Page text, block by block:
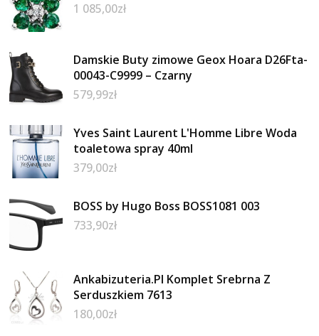
1 085,00zł
Damskie Buty zimowe Geox Hoara D26Fta-
00043-C9999 – Czarny
579,99zł
Yves Saint Laurent L'Homme Libre Woda
toaletowa spray 40ml
379,00zł
BOSS by Hugo Boss BOSS1081 003
733,90zł
Ankabizuteria.Pl Komplet Srebrna Z
Serduszkiem 7613
180,00zł